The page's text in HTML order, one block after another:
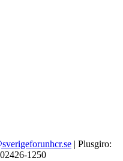
| Plusgiro:
1250